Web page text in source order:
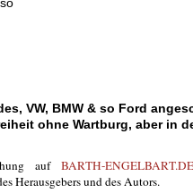
VW, BMW & so Ford
ohne Wartburg, aber in
aufBARTH-ENGELBART.DE
Herausgebers und des Autors.